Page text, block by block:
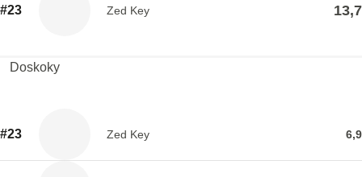
#23 Zed Key 13,7
Doskoky
#23 Zed Key 6,9